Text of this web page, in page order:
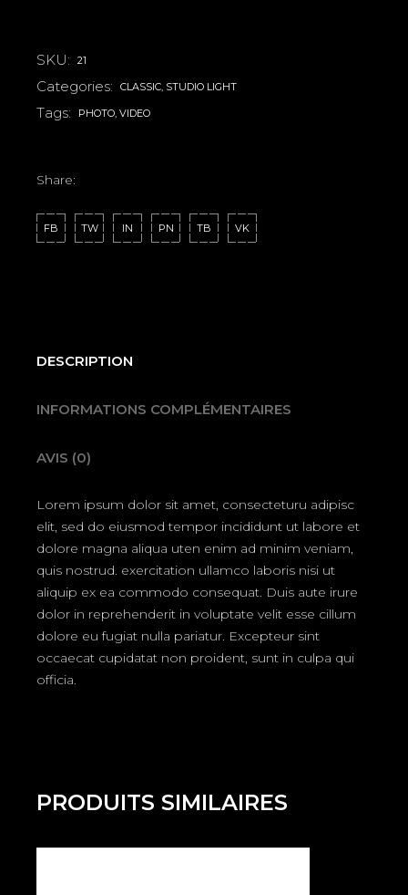
SKU: 21
Categories: CLASSIC, STUDIO LIGHT
Tags: PHOTO,VIDEO
Share:
FB TW IN PN TB VK
DESCRIPTION
INFORMATIONS COMPLÉMENTAIRES
AVIS (0)
Lorem ipsum dolor sit amet, consecteturu adipisc
elit, sed do eiusmod tempor incididunt ut labore et
dolore magna aliqua uten enim ad minim veniam,
quis nostrud. exercitation ullamco laboris nisi ut
aliquip ex ea commodo consequat. Duis aute irure
dolor in reprehenderit in voluptate velit esse cillum
dolore eu fugiat nulla pariatur. Excepteur sint
occaecat cupidatat non proident, sunt in culpa qui
officia.
PRODUITS SIMILAIRES